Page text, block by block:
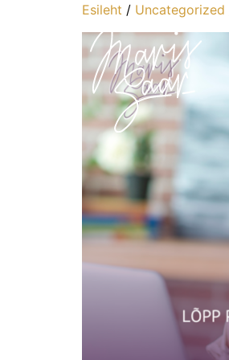
Esileht / Uncategorized